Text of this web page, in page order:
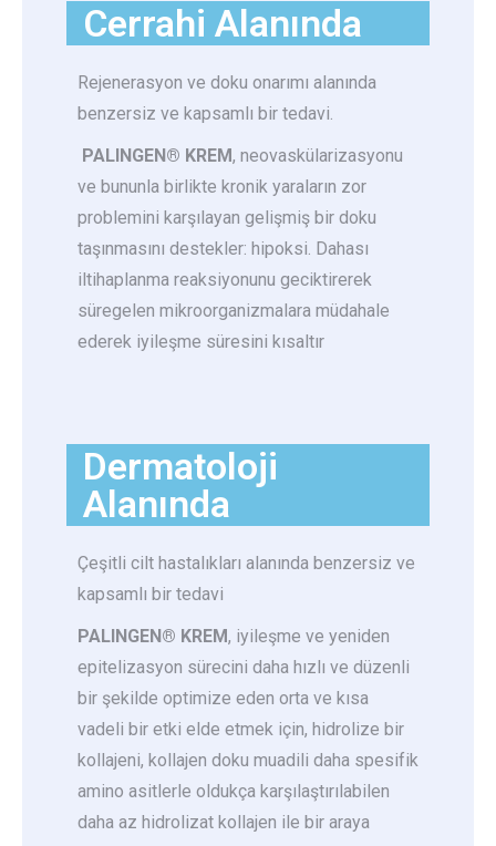
Cerrahi Alanında​
Rejenerasyon ve doku onarımı alanında
benzersiz ve kapsamlı bir tedavi.
PALINGEN® KREM, neovaskülarizasyonu
ve bununla birlikte kronik yaraların zor
problemini karşılayan gelişmiş bir doku
taşınmasını destekler: hipoksi. Dahası
iltihaplanma reaksiyonunu geciktirerek
süregelen mikroorganizmalara müdahale
ederek iyileşme süresini kısaltır
Dermatoloji
Alanında​
Çeşitli cilt hastalıkları alanında benzersiz ve
kapsamlı bir tedavi
PALINGEN® KREM, iyileşme ve yeniden
epitelizasyon sürecini daha hızlı ve düzenli
bir şekilde optimize eden orta ve kısa
vadeli bir etki elde etmek için, hidrolize bir
kollajeni, kollajen doku muadili daha spesifik
amino asitlerle oldukça karşılaştırılabilen
daha az hidrolizat kollajen ile bir araya